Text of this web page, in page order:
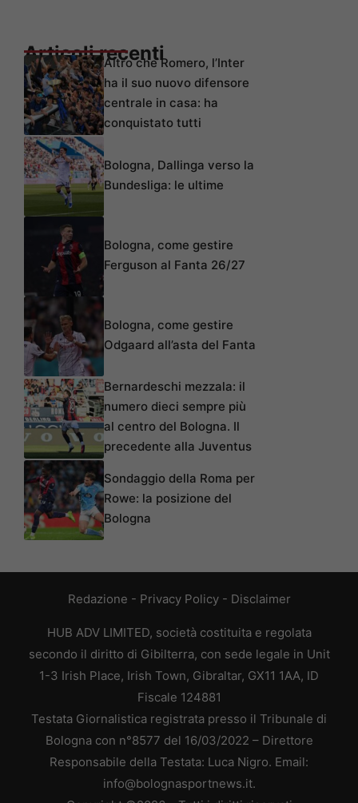
Articoli recentiAltro che Romero, l’Inter
ha il suo nuovo difensore
centrale in casa: ha
conquistato tutti
Bologna, Dallinga verso la
Bundesliga: le ultime
Bologna, come gestire
Ferguson al Fanta 26/27
Bologna, come gestire
Odgaard all’asta del Fanta
Bernardeschi mezzala: il
numero dieci sempre più
al centro del Bologna. Il
precedente alla Juventus
Sondaggio della Roma per
Rowe: la posizione del
Bologna
Redazione - Privacy Policy- Disclaimer
HUB ADV LIMITED, società costituita e regolata
secondo il diritto di Gibilterra, con sede legale in Unit
1-3 Irish Place, Irish Town, Gibraltar, GX11 1AA, ID
Fiscale 124881
Testata Giornalistica registrata presso il Tribunale di
Bologna con n°8577 del 16/03/2022 – Direttore
Responsabile della Testata: Luca Nigro. Email:
info@bolognasportnews.it.